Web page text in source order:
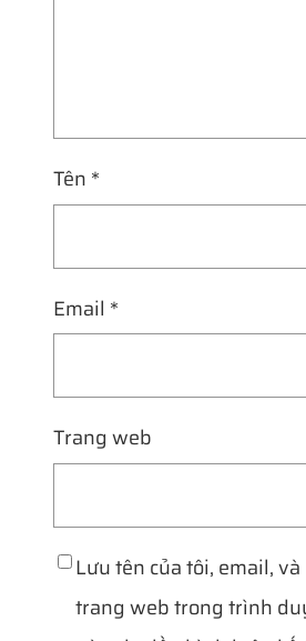
Tên *
Email *
Trang web
Lưu tên của tôi, email, và
trang web trong trình